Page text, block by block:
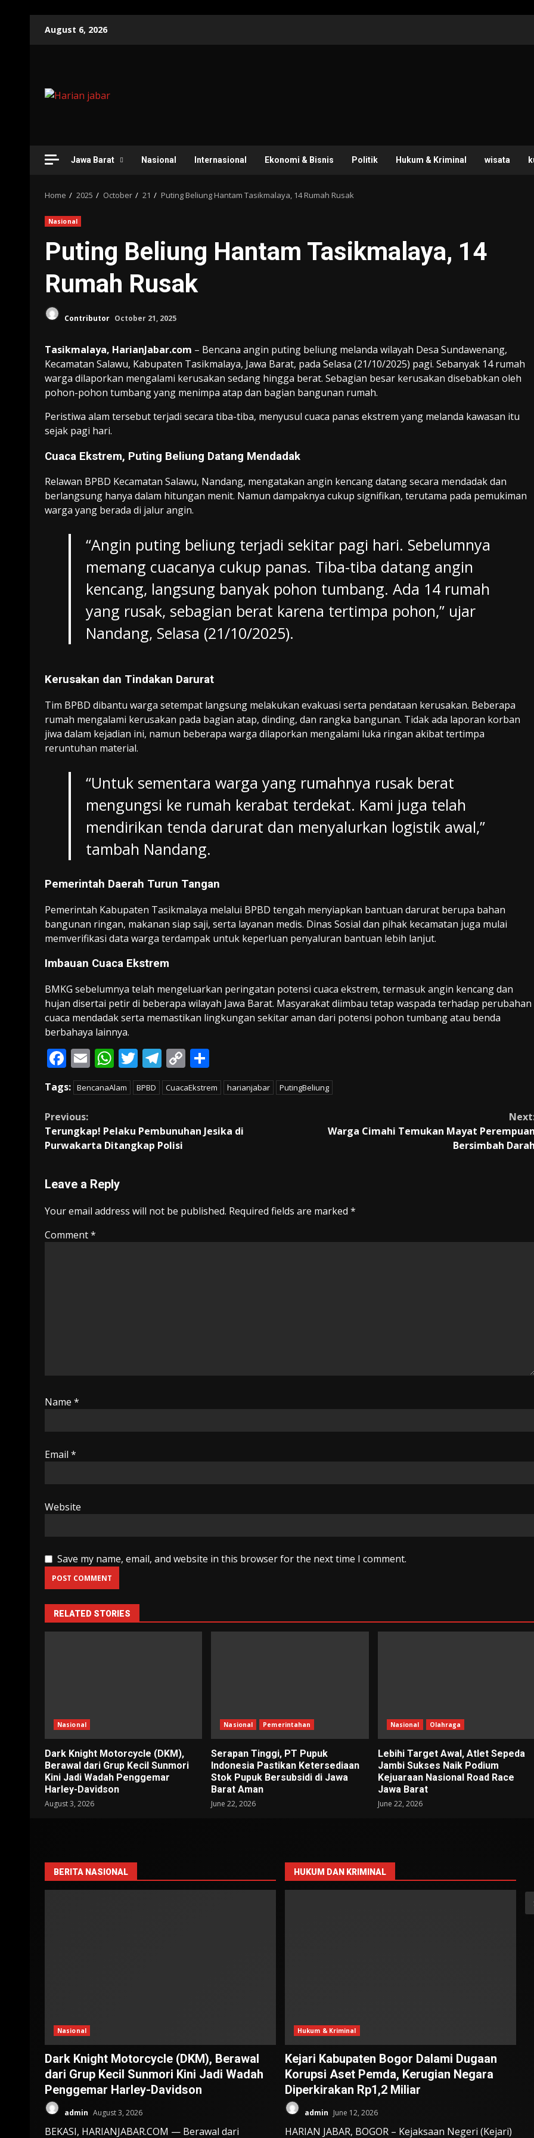
August 6, 2026
Jawa Barat Nasional Internasional Ekonomi & Bisnis Politik Hukum & Kriminal wisata
Home 2025 October 21 Puting Beliung Hantam Tasikmalaya, 14 Rumah Rusak
Nasional
Puting Beliung Hantam Tasikmalaya, 14
Rumah Rusak
Contributor October 21, 2025
Tasikmalaya, HarianJabar.com – Bencana angin puting beliung melanda wilayah Desa Sundawenang,
Kecamatan Salawu, Kabupaten Tasikmalaya, Jawa Barat, pada Selasa (21/10/2025) pagi. Sebanyak 14 rumah
warga dilaporkan mengalami kerusakan sedang hingga berat. Sebagian besar kerusakan disebabkan oleh
pohon-pohon tumbang yang menimpa atap dan bagian bangunan rumah.
Peristiwa alam tersebut terjadi secara tiba-tiba, menyusul cuaca panas ekstrem yang melanda kawasan itu
sejak pagi hari.
Cuaca Ekstrem, Puting Beliung Datang Mendadak
Relawan BPBD Kecamatan Salawu, Nandang, mengatakan angin kencang datang secara mendadak dan
berlangsung hanya dalam hitungan menit. Namun dampaknya cukup signifikan, terutama pada pemukiman
warga yang berada di jalur angin.
“Angin puting beliung terjadi sekitar pagi hari. Sebelumnya
memang cuacanya cukup panas. Tiba-tiba datang angin
kencang, langsung banyak pohon tumbang. Ada 14 rumah
yang rusak, sebagian berat karena tertimpa pohon,” ujar
Nandang, Selasa (21/10/2025).
Kerusakan dan Tindakan Darurat
Tim BPBD dibantu warga setempat langsung melakukan evakuasi serta pendataan kerusakan. Beberapa
rumah mengalami kerusakan pada bagian atap, dinding, dan rangka bangunan. Tidak ada laporan korban
jiwa dalam kejadian ini, namun beberapa warga dilaporkan mengalami luka ringan akibat tertimpa
reruntuhan material.
“Untuk sementara warga yang rumahnya rusak berat
mengungsi ke rumah kerabat terdekat. Kami juga telah
mendirikan tenda darurat dan menyalurkan logistik awal,”
tambah Nandang.
Pemerintah Daerah Turun Tangan
Pemerintah Kabupaten Tasikmalaya melalui BPBD tengah menyiapkan bantuan darurat berupa bahan
bangunan ringan, makanan siap saji, serta layanan medis. Dinas Sosial dan pihak kecamatan juga mulai
memverifikasi data warga terdampak untuk keperluan penyaluran bantuan lebih lanjut.
Imbauan Cuaca Ekstrem
BMKG sebelumnya telah mengeluarkan peringatan potensi cuaca ekstrem, termasuk angin kencang dan
hujan disertai petir di beberapa wilayah Jawa Barat. Masyarakat diimbau tetap waspada terhadap perubahan
cuaca mendadak serta memastikan lingkungan sekitar aman dari potensi pohon tumbang atau benda
berbahaya lainnya.
F
ac
e
b
o
o
E
m
ai
W
h
at
A
p
T
w
itt
T
el
e
a
m
C
o
p
Li
h
ar
Tags: BencanaAlam BPBD CuacaEkstrem harianjabar PutingBeliung
Continue
Reading
Previous:
Terungkap! Pelaku Pembunuhan Jesika di
Purwakarta Ditangkap Polisi
Warga Cimahi Temukan Mayat Perempuan
Bersimbah Darah
Leave a Reply
Your email address will not be published. Required fields are marked *
Comment*
Name *
Email *
Website
Save my name, email, and website in this browser for the next time I comment.
RELATED STORIES
Nasional
Dark Knight Motorcycle (DKM),
Berawal dari Grup Kecil Sunmori
Kini Jadi Wadah Penggemar
Harley-Davidson
August 3, 2026
Nasional Pemerintahan
Serapan Tinggi, PT Pupuk
Indonesia Pastikan Ketersediaan
Stok Pupuk Bersubsidi di Jawa
Barat Aman
June 22, 2026
Nasional Olahraga
Lebihi Target Awal, Atlet Sepeda
Jambi Sukses Naik Podium
Kejuaraan Nasional Road Race
Jawa Barat
June 22, 2026
BERITA NASIONAL
Nasional
Dark Knight Motorcycle (DKM), Berawal
dari Grup Kecil Sunmori Kini Jadi Wadah
Penggemar Harley-Davidson
admin August 3, 2026
BEKASI, HARIANJABAR.COM — Berawal dari
HUKUM DAN KRIMINAL
Hukum & Kriminal
Kejari Kabupaten Bogor Dalami Dugaan
Korupsi Aset Pemda, Kerugian Negara
Diperkirakan Rp1,2 Miliar
admin June 12, 2026
HARIAN JABAR, BOGOR – Kejaksaan Negeri (Kejari)